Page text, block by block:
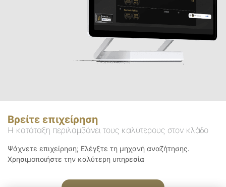
Βρείτε επιχείρηση
Η κατάταξη περιλαμβάνει τους καλύτερους στον κλάδο
Ψάχνετε επιχείρηση; Ελέγξτε τη μηχανή αναζήτησης.
Χρησιμοποιήστε την καλύτερη υπηρεσία